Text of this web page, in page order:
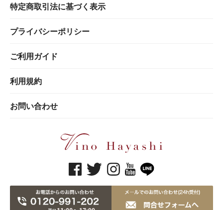
特定商取引法に基づく表示
プライバシーポリシー
ご利用ガイド
利用規約
お問い合わせ